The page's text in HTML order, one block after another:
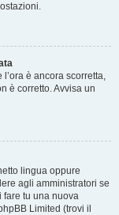
è ancora scorretta,
è corretto. Avvisa un
lingua oppure
agli amministratori se
fare tu una nuova
Limited (trovi il